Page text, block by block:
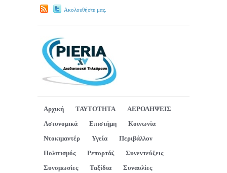
Ακολουθήστε μας.
Αρχική ΤΑΥΤΟΤΗΤΑ
ΑΕΡΟΛΗΨΕΙΣ
Αστυνομικά
Επιστήμη
Κοινωνία
Ντοκιμαντέρ
Υγεία
Περιβάλλον
Πολιτισμός
Ρεπορτάζ
Συνεντεύξεις
Συνομωσίες
Ταξίδια
Συναυλίες